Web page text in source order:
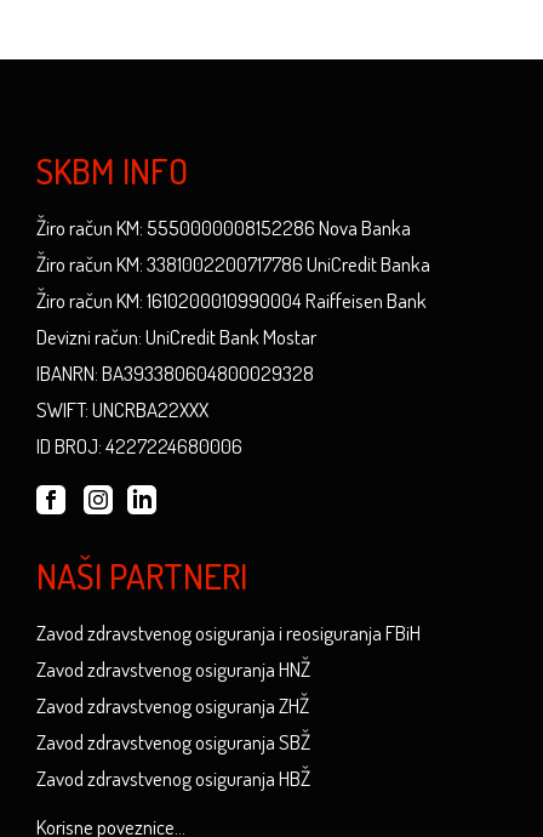
SKBM INFO
Žiro račun KM: 5550000008152286 Nova Banka
Žiro račun KM: 3381002200717786 UniCredit Banka
Žiro račun KM: 1610200010990004 Raiffeisen Bank
Devizni račun: UniCredit Bank Mostar
IBANRN: BA393380604800029328
SWIFT: UNCRBA22XXX
ID BROJ: 4227224680006
NAŠI PARTNERI
Zavod zdravstvenog osiguranja i reosiguranja FBiH
Zavod zdravstvenog osiguranja HNŽ
Zavod zdravstvenog osiguranja ZHŽ
Zavod zdravstvenog osiguranja SBŽ
Zavod zdravstvenog osiguranja HBŽ
Korisne poveznice...